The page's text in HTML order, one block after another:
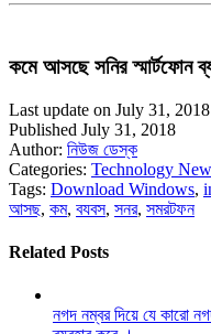
কমে আসছে সনির স্মার্টফোন
Last update on July 31, 2018
Published July 31, 2018
Author: নিউজ ডেস্ক
Categories: Technology
Tags: Download Windows,
আসছ, কম, বযবস, সনর, সমরটফন
Related Posts
নগদ নম্বর দিয়ে যে কারো